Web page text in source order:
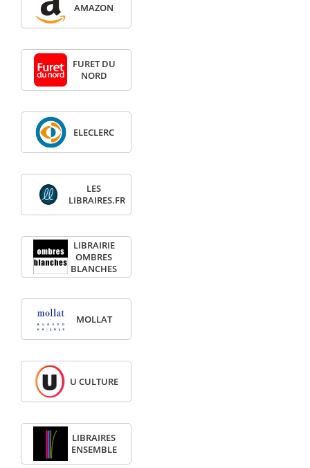
AMAZON
FURET DU
NORD
ELECLERC
LES
LIBRAIRES.FR
LIBRAIRIE
OMBRES
BLANCHES
MOLLAT
U CULTURE
LIBRAIRES
ENSEMBLE